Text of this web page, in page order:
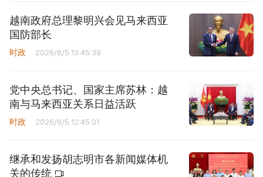
越南政府总理黎明兴会见马来西亚
国防部长
时政 2026/8/5 13:45:39
党中央总书记、国家主席苏林：越
南与马来西亚关系日益活跃
时政 2026/8/5 12:45:01
继承和发扬胡志明市各新闻媒体机
关的传统